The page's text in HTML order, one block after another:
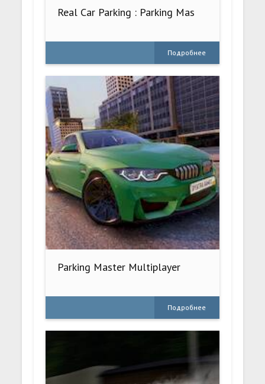
Real Car Parking : Parking Mas
Подробнее
Parking Master Multiplayer
Подробнее